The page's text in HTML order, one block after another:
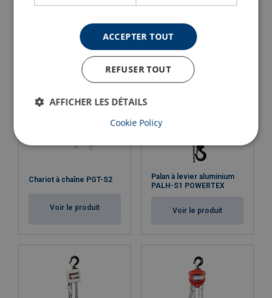
Voir le produit Voir le produit
Chariot à chaîne PGT-S2
Voir le produit
Palan à levier aluminium
PALH-S1 POWERTEX
Voir le produit
ACCEPTER TOUT
REFUSER TOUT
AFFICHER LES DÉTAILS
Cookie Policy